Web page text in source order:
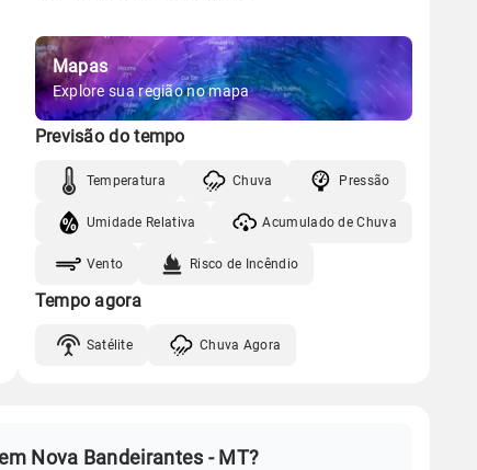
Mapas
Explore sua região no mapa
Previsão do tempo
Temperatura Chuva Pressão
Umidade Relativa Acumulado de Chuva
Vento Risco de Incêndio
Tempo agora
Satélite Chuva Agora
Nova Bandeirantes - MT?